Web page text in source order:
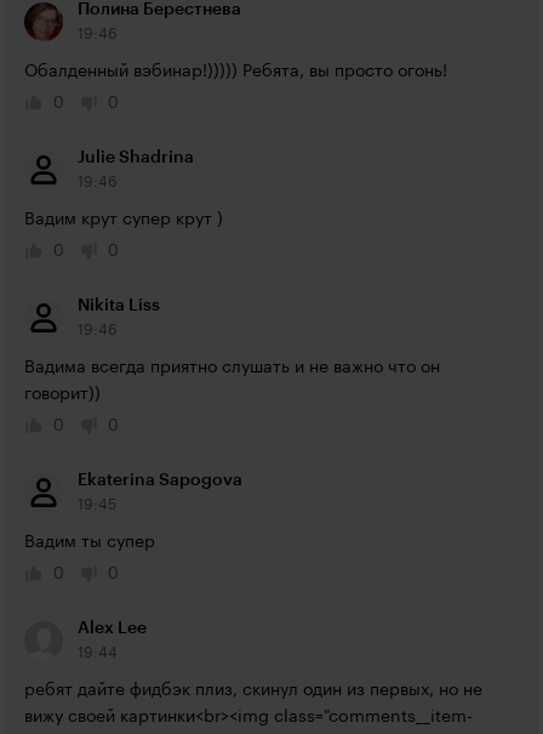
Полина Берестнева
19:46
Обалденный вэбинар!))))) Ребята, вы просто огонь!
0
0
Julie Shadrina
19:46
Вадим крут супер крут )
0
0
Nikita Liss
19:46
Вадима всегда приятно слушать и не важно что он
говорит))
0
0
Ekaterina Sapogova
19:45
Вадим ты супер
0
0
Alex Lee
19:44
ребят дайте фидбэк плиз, скинул один из первых, но не
вижу своей картинки<br><img class="comments__item-